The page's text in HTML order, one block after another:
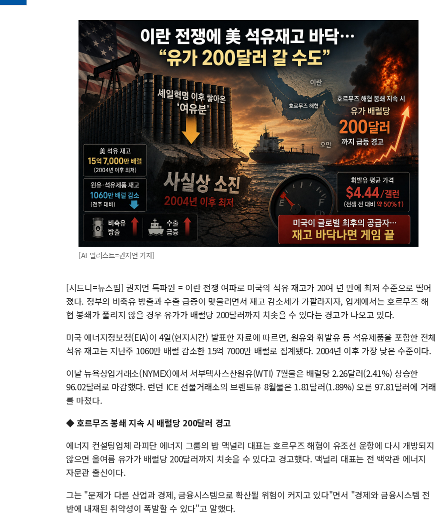
[AI 일러스트=권지언 기자]
[시드니=뉴스핌] 권지언 특파원 = 이란 전쟁 여파로 미국의 석유 재고가 20여 년 만에 최저 수준으로 떨어
졌다. 정부의 비축유 방출과 수출 급증이 맞물리면서 재고 감소세가 가팔라지자, 업계에서는 호르무즈 해
협 봉쇄가 풀리지 않을 경우 유가가 배럴당 200달러까지 치솟을 수 있다는 경고가 나오고 있다.
미국 에너지정보청(EIA)이 4일(현지시간) 발표한 자료에 따르면, 원유와 휘발유 등 석유제품을 포함한 전체
석유 재고는 지난주 1060만 배럴 감소한 15억 7000만 배럴로 집계됐다. 2004년 이후 가장 낮은 수준이다.
이날 뉴욕상업거래소(NYMEX)에서 서부텍사스산원유(WTI) 7월물은 배럴당 2.26달러(2.41%) 상승한
96.02달러로 마감했다. 런던 ICE 선물거래소의 브렌트유 8월물은 1.81달러(1.89%) 오른 97.81달러에 거래
를 마쳤다.
◆ 호르무즈 봉쇄 지속 시 배럴당 200달러 경고
에너지 컨설팅업체 라피단 에너지 그룹의 밥 맥널리 대표는 호르무즈 해협이 유조선 운항에 다시 개방되지
않으면 올여름 유가가 배럴당 200달러까지 치솟을 수 있다고 경고했다. 맥널리 대표는 전 백악관 에너지
자문관 출신이다.
그는 "문제가 다른 산업과 경제, 금융시스템으로 확산될 위험이 커지고 있다"면서 "경제와 금융시스템 전
반에 내재된 취약성이 폭발할 수 있다"고 말했다.